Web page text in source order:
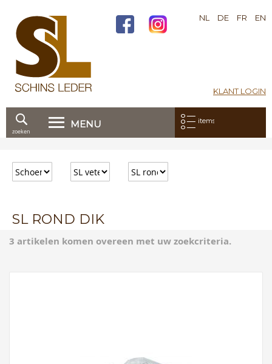
KLANT LOGIN
NL DE FR EN
MENU Mijn bestelling:
items
door
naar
zoeken
SL ROND DIK
3 artikelen komen overeen met uw zoekcriteria.